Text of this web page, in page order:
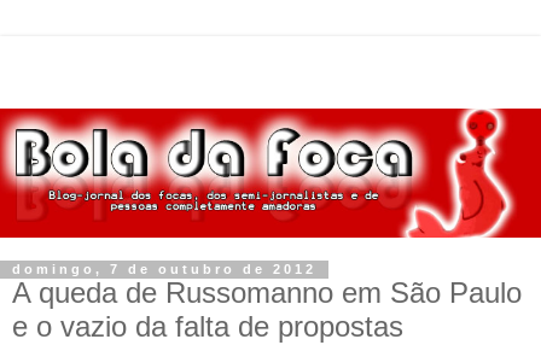
domingo, 7 de outubro de 2012
A queda de Russomanno em São Paulo
e o vazio da falta de propostas